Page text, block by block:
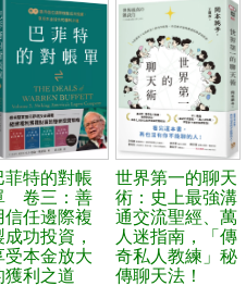
菲特的對帳
卷三：善
信任邊際複
成功投資，
受本金放大
獲利之道
世界第一的聊天
術：史上最強溝
通交流聖經、萬
人迷指南，「傳
奇私人教練」秘
傳聊天法！